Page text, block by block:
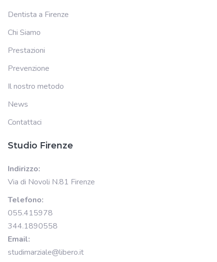
Dentista a Firenze
Chi Siamo
Prestazioni
Prevenzione
Il nostro metodo
News
Contattaci
Studio Firenze
Indirizzo:
Via di Novoli N.81 Firenze
Telefono:
055.415978
344.1890558
Email:
studimarziale@libero.it